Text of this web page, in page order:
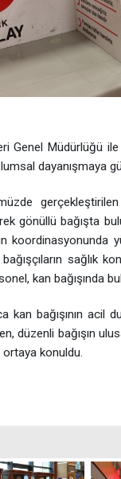
Genel Müdürlüğü ile
dayanışmaya
gönüllü bağışta
koordinasyonunda
sağlık
kan bağışında
kan bağışının acil
düzenli bağışın
konuldu.